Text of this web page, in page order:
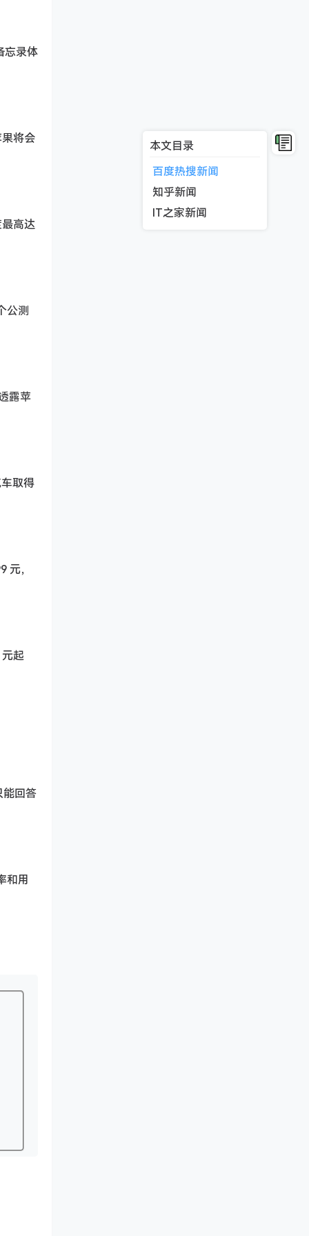
本文目录
百度热搜新闻
知乎新闻
IT之家新闻
忘录体
将会
高达
公测
露苹
取得
，
起
能回答
和用